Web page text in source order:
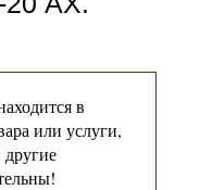
в
или услуги,